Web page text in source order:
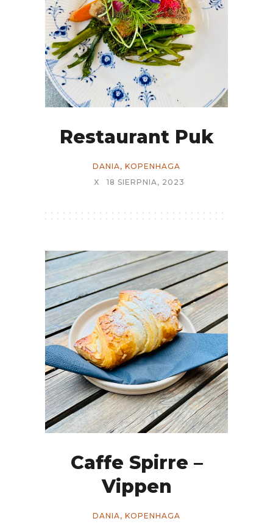
Restaurant Puk
DANIA, KOPENHAGA
X
18 SIERPNIA, 2023
Caffe Spirre –
Vippen
DANIA, KOPENHAGA